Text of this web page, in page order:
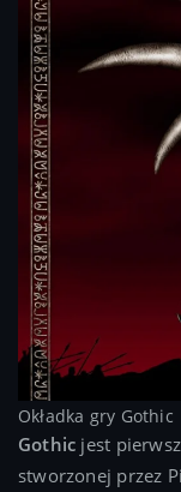
Okładka gry Gothic
Gothic jest
stworzonej przez